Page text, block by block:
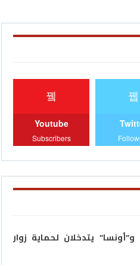
Youtube
Subscribers
يتدخلان لحماية زوار